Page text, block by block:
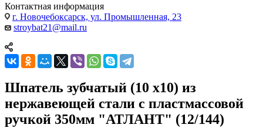
Контактная информация
г. Новочебоксарск, ул. Промышленная, 23
stroybat21@mail.ru
Шпатель зубчатый (10 х10) из
нержавеющей стали с пластмассовой
ручкой 350мм "АТЛАНТ" (12/144)